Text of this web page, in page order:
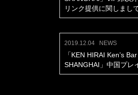
リンク提供に関しまし
2019.12.04 NEWS
「KEN HIRAI Ken’s
SHANGHAI」中国プレ